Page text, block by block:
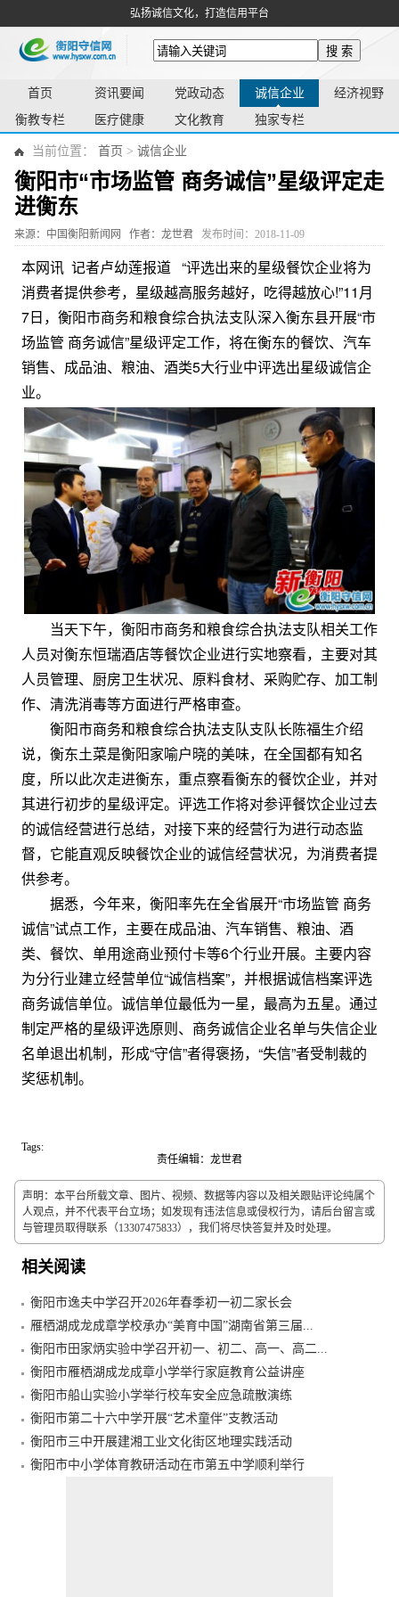
弘扬诚信文化，打造信用平台
搜 索
首页 资讯要闻 党政动态 诚信企业 经济视野
衡教专栏 医疗健康 文化教育 独家专栏
当前位置： 首页 > 诚信企业
衡阳市“市场监管 商务诚信”星级评定走
进衡东
来源：中国衡阳新闻网 作者：龙世君 发布时间：2018-11-09
本网讯 记者卢幼莲报道 “评选出来的星级餐饮企业将为
消费者提供参考，星级越高服务越好，吃得越放心!”11月
7日，衡阳市商务和粮食综合执法支队深入衡东县开展“市
场监管 商务诚信”星级评定工作，将在衡东的餐饮、汽车
销售、成品油、粮油、酒类5大行业中评选出星级诚信企
业。
当天下午，衡阳市商务和粮食综合执法支队相关工作
人员对衡东恒瑞酒店等餐饮企业进行实地察看，主要对其
人员管理、厨房卫生状况、原料食材、采购贮存、加工制
作、清洗消毒等方面进行严格审查。
衡阳市商务和粮食综合执法支队支队长陈福生介绍
说，衡东土菜是衡阳家喻户晓的美味，在全国都有知名
度，所以此次走进衡东，重点察看衡东的餐饮企业，并对
其进行初步的星级评定。评选工作将对参评餐饮企业过去
的诚信经营进行总结，对接下来的经营行为进行动态监
督，它能直观反映餐饮企业的诚信经营状况，为消费者提
供参考。
据悉，今年来，衡阳率先在全省展开“市场监管 商务
诚信”试点工作，主要在成品油、汽车销售、粮油、酒
类、餐饮、单用途商业预付卡等6个行业开展。主要内容
为分行业建立经营单位“诚信档案”，并根据诚信档案评选
商务诚信单位。诚信单位最低为一星，最高为五星。通过
制定严格的星级评选原则、商务诚信企业名单与失信企业
名单退出机制，形成“守信”者得褒扬，“失信”者受制裁的
奖惩机制。
Tags:
责任编辑：龙世君
声明：本平台所载文章、图片、视频、数据等内容以及相关跟贴评论纯属个
人观点，并不代表平台立场；如发现有违法信息或侵权行为，请后台留言或
与管理员取得联系（13307475833），我们将尽快答复并及时处理。
相关阅读
衡阳市逸夫中学召开2026年春季初一初二家长会
雁栖湖成龙成章学校承办“美育中国”湖南省第三届...
衡阳市田家炳实验中学召开初一、初二、高一、高二...
衡阳市雁栖湖成龙成章小学举行家庭教育公益讲座
衡阳市船山实验小学举行校车安全应急疏散演练
衡阳市第二十六中学开展“艺术童伴”支教活动
衡阳市三中开展建湘工业文化街区地理实践活动
衡阳市中小学体育教研活动在市第五中学顺利举行